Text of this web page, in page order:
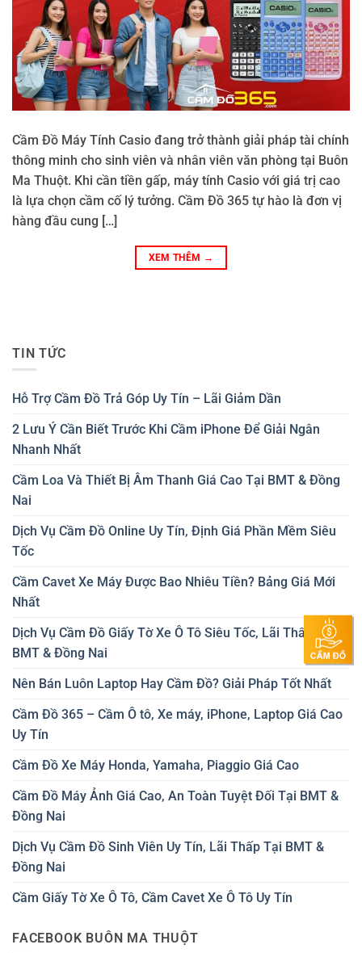
Cầm Đồ Máy Tính Casio đang trở thành giải pháp tài chính
thông minh cho sinh viên và nhân viên văn phòng tại Buôn
Ma Thuột. Khi cần tiền gấp, máy tính Casio với giá trị cao
là lựa chọn cầm cố lý tưởng. Cầm Đồ 365 tự hào là đơn vị
hàng đầu cung […]
XEM THÊM →
TIN TỨC
Hỗ Trợ Cầm Đồ Trả Góp Uy Tín – Lãi Giảm Dần
2 Lưu Ý Cần Biết Trước Khi Cầm iPhone Để Giải Ngân
Nhanh Nhất
Cầm Loa Và Thiết Bị Âm Thanh Giá Cao Tại BMT & Đồng
Nai
Dịch Vụ Cầm Đồ Online Uy Tín, Định Giá Phần Mềm Siêu
Tốc
Cầm Cavet Xe Máy Được Bao Nhiêu Tiền? Bảng Giá Mới
Nhất
Dịch Vụ Cầm Đồ Giấy Tờ Xe Ô Tô Siêu Tốc, Lãi Thấp Tại
BMT & Đồng Nai
Nên Bán Luôn Laptop Hay Cầm Đồ? Giải Pháp Tốt Nhất
Cầm Đồ 365 – Cầm Ô tô, Xe máy, iPhone, Laptop Giá Cao
Uy Tín
Cầm Đồ Xe Máy Honda, Yamaha, Piaggio Giá Cao
Cầm Đồ Máy Ảnh Giá Cao, An Toàn Tuyệt Đối Tại BMT &
Đồng Nai
Dịch Vụ Cầm Đồ Sinh Viên Uy Tín, Lãi Thấp Tại BMT &
Đồng Nai
Cầm Giấy Tờ Xe Ô Tô, Cầm Cavet Xe Ô Tô Uy Tín
FACEBOOK BUÔN MA THUỘT